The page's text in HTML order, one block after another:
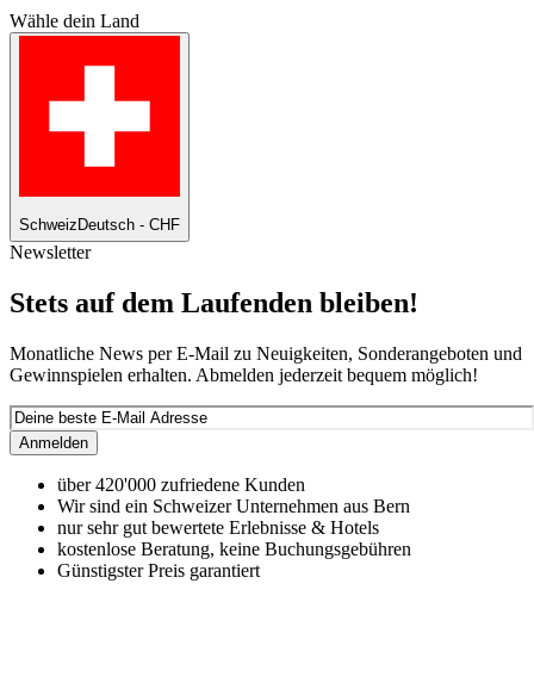
Wähle dein Land
Schweiz Deutsch - CHF
Newsletter
Stets auf dem Laufenden bleiben!
Monatliche News per E-Mail zu Neuigkeiten, Sonderangeboten und
Gewinnspielen erhalten. Abmelden jederzeit bequem möglich!
Anmelden
über 420'000 zufriedene Kunden
Wir sind ein Schweizer Unternehmen aus Bern
nur sehr gut bewertete Erlebnisse & Hotels
kostenlose Beratung, keine Buchungsgebühren
Günstigster Preis garantiert